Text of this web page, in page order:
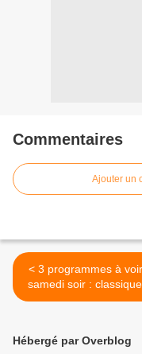
Commentaires
Ajouter un
< 3 programmes à voir ce
samedi soir : classique
l'épouvante,
Hébergé par Overblog